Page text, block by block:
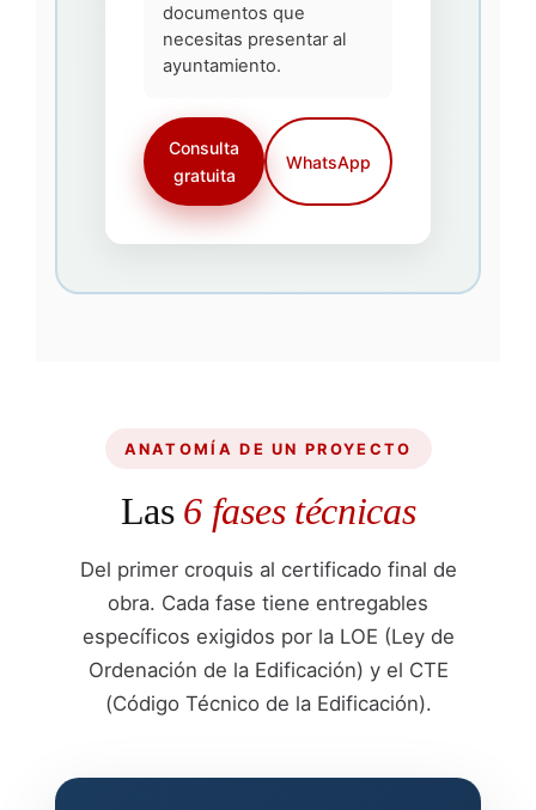
documentos que
necesitas presentar al
ayuntamiento.
Consulta
gratuita
WhatsApp
ANATOMÍA DE UN PROYECTO
Las 6 fases técnicas
Del primer croquis al certificado final de
obra. Cada fase tiene entregables
específicos exigidos por la LOE (Ley de
Ordenación de la Edificación) y el CTE
(Código Técnico de la Edificación).